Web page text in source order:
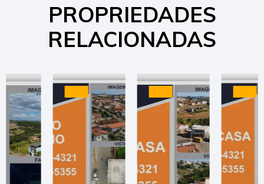
PROPRIEDADES
RELACIONADAS